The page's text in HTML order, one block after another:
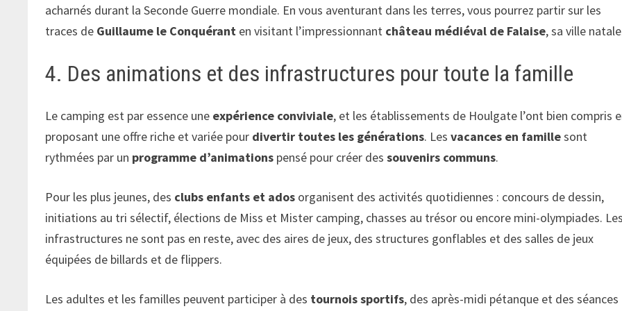
acharnés durant la Seconde Guerre mondiale. En vous aventurant dans les terres, vous pourrez partir sur les
traces de Guillaume le Conquérant en visitant l’impressionnant château médiéval de Falaise, sa ville
4. Des animations et des infrastructures pour toute la famille
Le camping est par essence une expérience conviviale, et les établissements de Houlgate l’ont bien compris
proposant une offre riche et variée pour divertir toutes les générations. Lesvacances en famillesont
rythmées par un programme d’animations pensé pour créer dessouvenirs communs.
Pour les plus jeunes, des clubs enfants et ados organisent des activités quotidiennes : concours de dessin,
initiations au tri sélectif, élections de Miss et Mister camping, chasses au trésor ou encore mini-olympiades. Les
infrastructures ne sont pas en reste, avec des aires de jeux, des structures gonflables et des salles de jeux
équipées de billards et de flippers.
Les adultes et les familles peuvent participer à des tournois sportifs, des après-midi pétanque et des séances